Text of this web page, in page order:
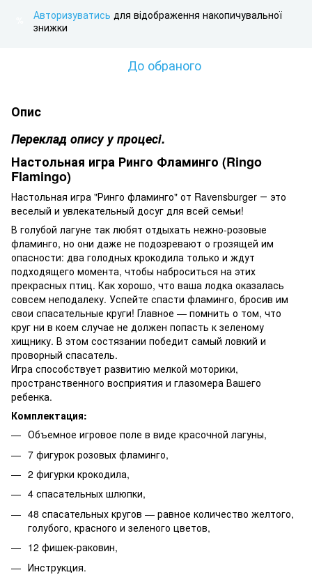
Авторизуватись для відображення накопичувальної
знижки
До обраного
Опис
Переклад опису у процесі.
Настольная игра Ринго Фламинго (Ringo
Flamingo)
Настольная игра "Ринго фламинго" от Ravensburger ― это
веселый и увлекательный досуг для всей семьи!
В голубой лагуне так любят отдыхать нежно-розовые
фламинго, но они даже не подозревают о грозящей им
опасности: два голодных крокодила только и ждут
подходящего момента, чтобы наброситься на этих
прекрасных птиц. Как хорошо, что ваша лодка оказалась
совсем неподалеку. Успейте спасти фламинго, бросив им
свои спасательные круги! Главное — помнить о том, что
круг ни в коем случае не должен попасть к зеленому
хищнику. В этом состязании победит самый ловкий и
проворный спасатель.
Игра способствует развитию мелкой моторики,
пространственного восприятия и глазомера Вашего
ребенка.
Комплектация:
Объемное игровое поле в виде красочной лагуны,
7 фигурок розовых фламинго,
2 фигурки крокодила,
4 спасательных шлюпки,
48 спасательных кругов — равное количество желтого,
голубого, красного и зеленого цветов,
12 фишек-раковин,
Инструкция.